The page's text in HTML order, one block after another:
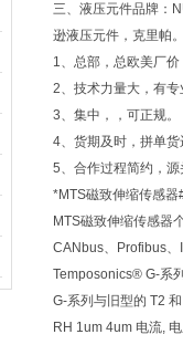
三、液压元件品牌：
逊液压元件，克里帕
1、总部，总欧美厂
2、技术力量大，有
3、集中，，可正规。
4、货期及时，拼单
5、合作过程简约，
*MTS磁致伸缩传感器
MTS磁致伸缩传感器
CANbus、Profibus
Temposonics® G-系
G-系列与旧型的 T2
RH 1um 4um 电流,